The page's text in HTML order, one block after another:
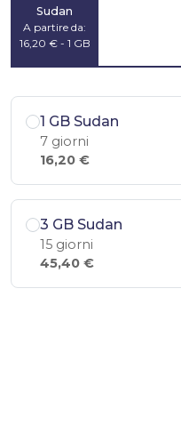
Sudan
A partire da:
16,20 € - 1 GB
1 GB Sudan
7 giorni
16,20 €
3 GB Sudan
15 giorni
45,40 €